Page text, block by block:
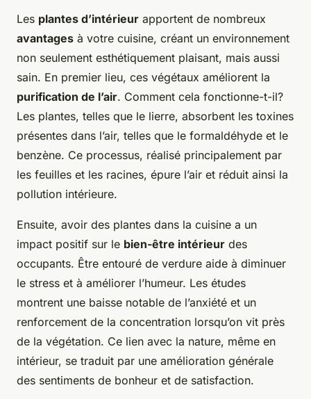
Les plantes d’intérieur apportent de nombreux
avantages à votre cuisine, créant un environnement
non seulement esthétiquement plaisant, mais aussi
sain. En premier lieu, ces végétaux améliorent la
purification de l’air. Comment cela fonctionne-t-il?
Les plantes, telles que le lierre, absorbent les toxines
présentes dans l’air, telles que le formaldéhyde et le
benzène. Ce processus, réalisé principalement par
les feuilles et les racines, épure l’air et réduit ainsi la
pollution intérieure.
Ensuite, avoir des plantes dans la cuisine a un
impact positif sur le bien-être intérieur des
occupants. Être entouré de verdure aide à diminuer
le stress et à améliorer l’humeur. Les études
montrent une baisse notable de l’anxiété et un
renforcement de la concentration lorsqu’on vit près
de la végétation. Ce lien avec la nature, même en
intérieur, se traduit par une amélioration générale
des sentiments de bonheur et de satisfaction.